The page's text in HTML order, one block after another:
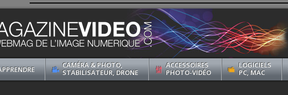
CAMÉRA & PHOTO,
STABILISATEUR, DRONE
ACCESSOIRES
PHOTO-VIDÉO
LOGICIELS
PC, MAC